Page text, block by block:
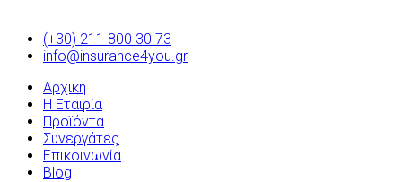
(+30) 211 800 30 73
info@insurance4you.gr
Αρχική
Η Εταιρία
Προϊόντα
Συνεργάτες
Επικοινωνία
Blog